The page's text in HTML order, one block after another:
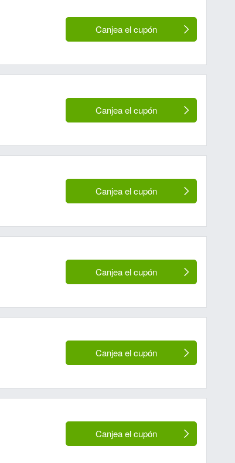
Canjea el cupón
Canjea el cupón
Canjea el cupón
Canjea el cupón
Canjea el cupón
Canjea el cupón